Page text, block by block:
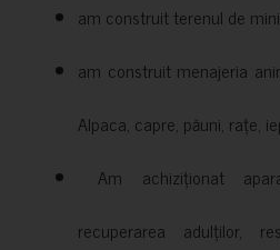
am construit terenul de
am construit menajeria
Alpaca, capre, păuni, rațe,
Am achiziționat
recuperarea adulților,